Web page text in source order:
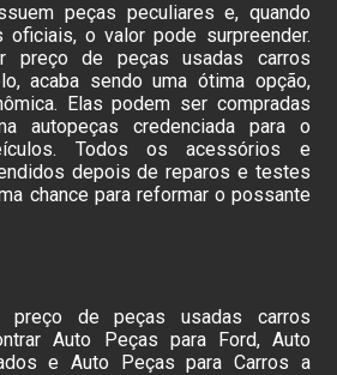
peças peculiares e, quando
oficiais, o valor pode surpreender.
preço de peças usadas carros
acaba sendo uma ótima opção,
Elas podem ser compradas
autopeças credenciada para o
Todos os acessórios e
depois de reparos e testes
chance para reformar o possante
preço de peças usadas carros
Auto Peças para Ford, Auto
e Auto Peças para Carros a